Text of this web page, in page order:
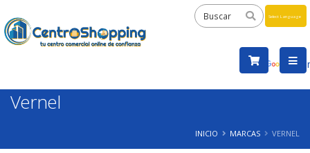
by
Vernel
INICIO MARCAS VERNEL